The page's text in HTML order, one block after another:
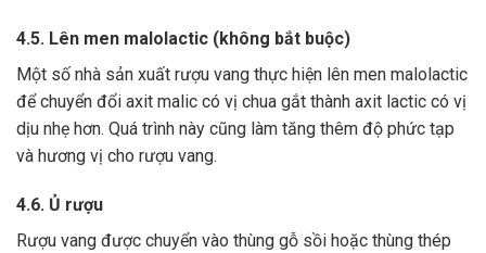
4.5. Lên men malolactic (không bắt buộc)
Một số nhà sản xuất rượu vang thực hiện lên men malolactic
để chuyển đổi axit malic có vị chua gắt thành axit lactic có vị
dịu nhẹ hơn. Quá trình này cũng làm tăng thêm độ phức tạp
và hương vị cho rượu vang.
4.6. Ủ rượu
Rượu vang được chuyển vào thùng gỗ sồi hoặc thùng thép